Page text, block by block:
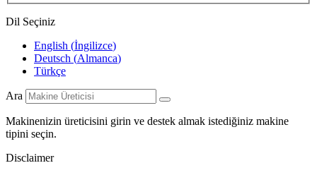
Dil Seçiniz
English (İngilizce)
Deutsch (Almanca)
Türkçe
Ara
Makinenizin üreticisini girin ve destek almak istediğiniz makine
tipini seçin.
Disclaimer